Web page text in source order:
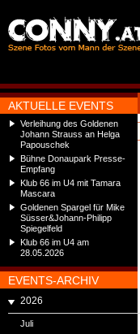
AKTUELLE EVENTS
Verleihung des Goldenen
Johann Strauss an Helga
Papouschek
Bühne Donaupark Presse-
Empfang
Klub 66 im U4 mit Tamara
Mascara
Goldenen Spargel für Mike
Süsser&Johann-Philipp
Spiegelfeld
Klub 66 im U4 am
28.05.2026
EVENTS-ARCHIV
2026
Juli